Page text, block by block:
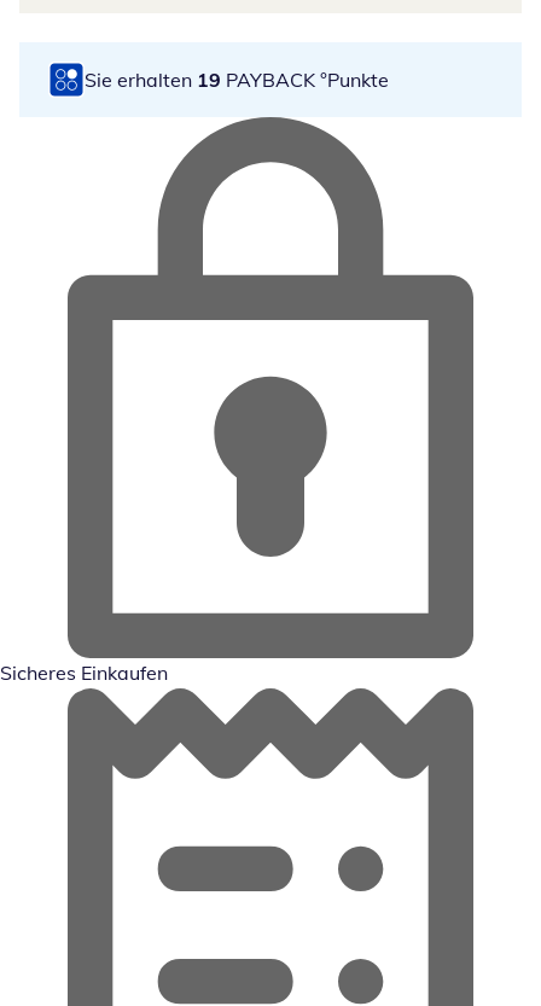
Sie erhalten 19 PAYBACK °Punkte
Sicheres Einkaufen